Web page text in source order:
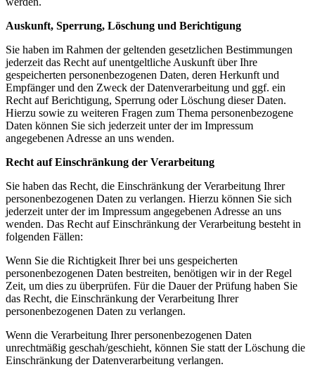
Auskunft, Sperrung, Löschung und Berichtigung
Sie haben im Rahmen der geltenden gesetzlichen Bestimmungen
jederzeit das Recht auf unentgeltliche Auskunft über Ihre
gespeicherten personenbezogenen Daten, deren Herkunft und
Empfänger und den Zweck der Datenverarbeitung und ggf. ein
Recht auf Berichtigung, Sperrung oder Löschung dieser Daten.
Hierzu sowie zu weiteren Fragen zum Thema personenbezogene
Daten können Sie sich jederzeit unter der im Impressum
angegebenen Adresse an uns wenden.
Recht auf Einschränkung der Verarbeitung
Sie haben das Recht, die Einschränkung der Verarbeitung Ihrer
personenbezogenen Daten zu verlangen. Hierzu können Sie sich
jederzeit unter der im Impressum angegebenen Adresse an uns
wenden. Das Recht auf Einschränkung der Verarbeitung besteht in
folgenden Fällen:
Wenn Sie die Richtigkeit Ihrer bei uns gespeicherten
personenbezogenen Daten bestreiten, benötigen wir in der Regel
Zeit, um dies zu überprüfen. Für die Dauer der Prüfung haben Sie
das Recht, die Einschränkung der Verarbeitung Ihrer
personenbezogenen Daten zu verlangen.
Wenn die Verarbeitung Ihrer personenbezogenen Daten
unrechtmäßig geschah/geschieht, können Sie statt der Löschung die
Einschränkung der Datenverarbeitung verlangen.